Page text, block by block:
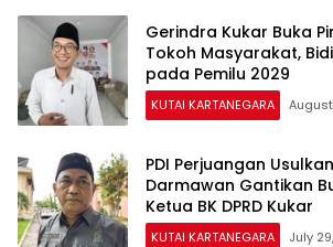
Gerindra Kukar Buka
Tokoh Masyarakat,
pada Pemilu 2029
KUTAI KARTANEGARA
PDI Perjuangan
Darmawan Gantikan
Ketua BK DPRD Kukar
KUTAI KARTANEGARA July